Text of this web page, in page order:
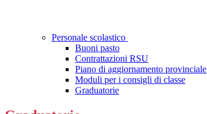
Personale scolastico
Buoni pasto
Contrattazioni RSU
Piano di aggiornamento provinciale
Moduli per i consigli di classe
Graduatorie